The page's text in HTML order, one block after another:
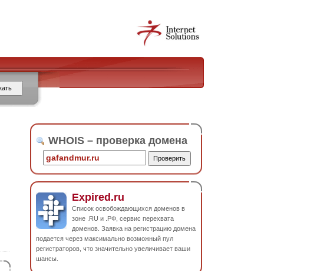
WHOIS – проверка домена
Expired.ru
Список освобождающихся доменов в
зоне .RU и .РФ, сервис перехвата
доменов. Заявка на регистрацию домена
подается через максимально возможный пул
регистраторов, что значительно увеличивает ваши
шансы.